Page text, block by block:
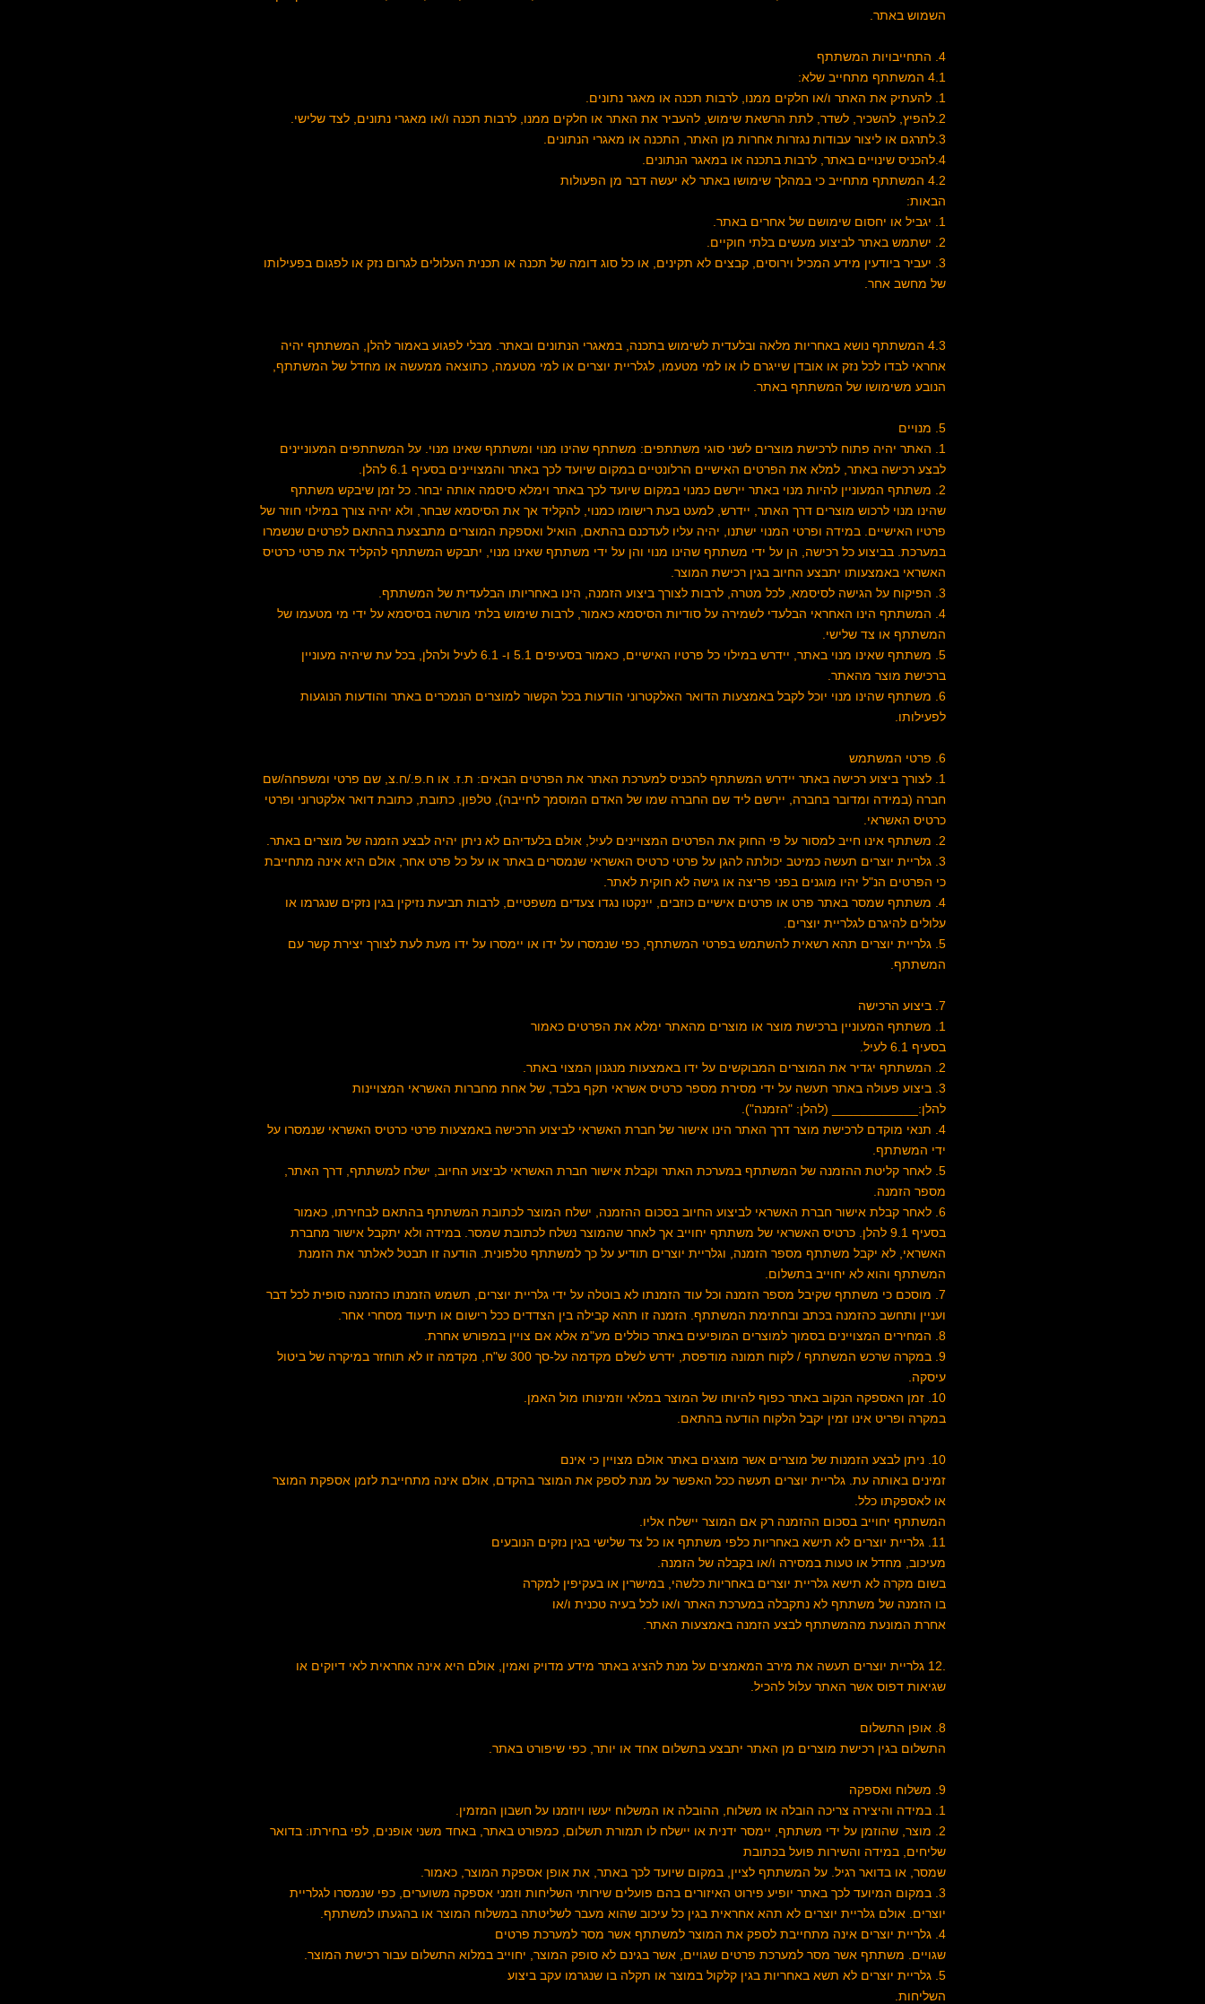
השמוש באתר.
4. התחייבויות המשתתף
4.1 המשתתף מתחייב שלא:
1. להעתיק את האתר ו/או חלקים ממנו, לרבות תכנה או מאגר נתונים.
2.להפיץ, להשכיר, לשדר, לתת הרשאת שימוש, להעביר את האתר או חלקים ממנו, לרבות תכנה ו/או מאגרי נתונים, לצד שלישי.
3.לתרגם או ליצור עבודות נגזרות אחרות מן האתר, התכנה או מאגרי הנתונים.
4.להכניס שינויים באתר, לרבות בתכנה או במאגר הנתונים.
4.2 המשתתף מתחייב כי במהלך שימושו באתר לא יעשה דבר מן הפעולות
הבאות:
1. יגביל או יחסום שימושם של אחרים באתר.
2. ישתמש באתר לביצוע מעשים בלתי חוקיים.
3. יעביר ביודעין מידע המכיל וירוסים, קבצים לא תקינים, או כל סוג דומה של תכנה או תכנית העלולים לגרום נזק או לפגום בפעילותו
של מחשב אחר.
4.3 המשתתף נושא באחריות מלאה ובלעדית לשימוש בתכנה, במאגרי הנתונים ובאתר. מבלי לפגוע באמור להלן, המשתתף יהיה
אחראי לבדו לכל נזק או אובדן שייגרם לו או למי מטעמו, לגלריית יוצרים או למי מטעמה, כתוצאה ממעשה או מחדל של המשתתף,
הנובע משימושו של המשתתף באתר.
5. מנויים
1. האתר יהיה פתוח לרכישת מוצרים לשני סוגי משתתפים: משתתף שהינו מנוי ומשתתף שאינו מנוי. על המשתתפים המעוניינים
לבצע רכישה באתר, למלא את הפרטים האישיים הרלונטיים במקום שיועד לכך באתר והמצויינים בסעיף 6.1 להלן.
2. משתתף המעוניין להיות מנוי באתר יירשם כמנוי במקום שיועד לכך באתר וימלא סיסמה אותה יבחר. כל זמן שיבקש משתתף
שהינו מנוי לרכוש מוצרים דרך האתר, יידרש, למעט בעת רישומו כמנוי, להקליד אך את הסיסמא שבחר, ולא יהיה צורך במילוי חוזר של
פרטיו האישיים. במידה ופרטי המנוי ישתנו, יהיה עליו לעדכנם בהתאם, הואיל ואספקת המוצרים מתבצעת בהתאם לפרטים שנשמרו
במערכת. בביצוע כל רכישה, הן על ידי משתתף שהינו מנוי והן על ידי משתתף שאינו מנוי, יתבקש המשתתף להקליד את פרטי כרטיס
האשראי באמצעותו יתבצע החיוב בגין רכישת המוצר.
3. הפיקוח על הגישה לסיסמא, לכל מטרה, לרבות לצורך ביצוע הזמנה, הינו באחריותו הבלעדית של המשתתף.
4. המשתתף הינו האחראי הבלעדי לשמירה על סודיות הסיסמא כאמור, לרבות שימוש בלתי מורשה בסיסמא על ידי מי מטעמו של
המשתתף או צד שלישי.
5. משתתף שאינו מנוי באתר, יידרש במילוי כל פרטיו האישיים, כאמור בסעיפים 5.1 ו- 6.1 לעיל ולהלן, בכל עת שיהיה מעוניין
ברכישת מוצר מהאתר.
6. משתתף שהינו מנוי יוכל לקבל באמצעות הדואר האלקטרוני הודעות בכל הקשור למוצרים הנמכרים באתר והודעות הנוגעות
לפעילותו.
6. פרטי המשתמש
1. לצורך ביצוע רכישה באתר יידרש המשתתף להכניס למערכת האתר את הפרטים הבאים: ת.ז. או ח.פ./ח.צ, שם פרטי ומשפחה/שם
חברה (במידה ומדובר בחברה, יירשם ליד שם החברה שמו של האדם המוסמך לחייבה), טלפון, כתובת, כתובת דואר אלקטרוני ופרטי
כרטיס האשראי.
2. משתתף אינו חייב למסור על פי החוק את הפרטים המצויינים לעיל, אולם בלעדיהם לא ניתן יהיה לבצע הזמנה של מוצרים באתר.
3. גלריית יוצרים תעשה כמיטב יכולתה להגן על פרטי כרטיס האשראי שנמסרים באתר או על כל פרט אחר, אולם היא אינה מתחייבת
כי הפרטים הנ"ל יהיו מוגנים בפני פריצה או גישה לא חוקית לאתר.
4. משתתף שמסר באתר פרט או פרטים אישיים כוזבים, יינקטו נגדו צעדים משפטיים, לרבות תביעת נזיקין בגין נזקים שנגרמו או
עלולים להיגרם לגלריית יוצרים.
5. גלריית יוצרים תהא רשאית להשתמש בפרטי המשתתף, כפי שנמסרו על ידו או יימסרו על ידו מעת לעת לצורך יצירת קשר עם
המשתתף.
7. ביצוע הרכישה
1. משתתף המעוניין ברכישת מוצר או מוצרים מהאתר ימלא את הפרטים כאמור
בסעיף 6.1 לעיל.
2. המשתתף יגדיר את המוצרים המבוקשים על ידו באמצעות מנגנון המצוי באתר.
3. ביצוע פעולה באתר תעשה על ידי מסירת מספר כרטיס אשראי תקף בלבד, של אחת מחברות האשראי המצויינות
להלן:____________ (להלן: "הזמנה").
4. תנאי מוקדם לרכישת מוצר דרך האתר הינו אישור של חברת האשראי לביצוע הרכישה באמצעות פרטי כרטיס האשראי שנמסרו על
ידי המשתתף.
5. לאחר קליטת ההזמנה של המשתתף במערכת האתר וקבלת אישור חברת האשראי לביצוע החיוב, ישלח למשתתף, דרך האתר,
מספר הזמנה.
6. לאחר קבלת אישור חברת האשראי לביצוע החיוב בסכום ההזמנה, ישלח המוצר לכתובת המשתתף בהתאם לבחירתו, כאמור
בסעיף 9.1 להלן. כרטיס האשראי של משתתף יחוייב אך לאחר שהמוצר נשלח לכתובת שמסר. במידה ולא יתקבל אישור מחברת
האשראי, לא יקבל משתתף מספר הזמנה, וגלריית יוצרים תודיע על כך למשתתף טלפונית. הודעה זו תבטל לאלתר את הזמנת
המשתתף והוא לא יחוייב בתשלום.
7. מוסכם כי משתתף שקיבל מספר הזמנה וכל עוד הזמנתו לא בוטלה על ידי גלריית יוצרים, תשמש הזמנתו כהזמנה סופית לכל דבר
ועניין ותחשב כהזמנה בכתב ובחתימת המשתתף. הזמנה זו תהא קבילה בין הצדדים ככל רישום או תיעוד מסחרי אחר.
8. המחירים המצויינים בסמוך למוצרים המופיעים באתר כוללים מע"מ אלא אם צויין במפורש אחרת.
9. במקרה שרכש המשתתף / לקוח תמונה מודפסת, ידרש לשלם מקדמה על-סך 300 ש"ח, מקדמה זו לא תוחזר במיקרה של ביטול
עיסקה.
10. זמן האספקה הנקוב באתר כפוף להיותו של המוצר במלאי וזמינותו מול האמן.
במקרה ופריט אינו זמין יקבל הלקוח הודעה בהתאם.
10. ניתן לבצע הזמנות של מוצרים אשר מוצגים באתר אולם מצויין כי אינם
זמינים באותה עת. גלריית יוצרים תעשה ככל האפשר על מנת לספק את המוצר בהקדם, אולם אינה מתחייבת לזמן אספקת המוצר
או לאספקתו כלל.
המשתתף יחוייב בסכום ההזמנה רק אם המוצר יישלח אליו.
11. גלריית יוצרים לא תישא באחריות כלפי משתתף או כל צד שלישי בגין נזקים הנובעים
מעיכוב, מחדל או טעות במסירה ו/או בקבלה של הזמנה.
בשום מקרה לא תישא גלריית יוצרים באחריות כלשהי, במישרין או בעקיפין למקרה
בו הזמנה של משתתף לא נתקבלה במערכת האתר ו/או לכל בעיה טכנית ו/או
אחרת המונעת מהמשתתף לבצע הזמנה באמצעות האתר.
.12 גלריית יוצרים תעשה את מירב המאמצים על מנת להציג באתר מידע מדויק ואמין, אולם היא אינה אחראית לאי דיוקים או
שגיאות דפוס אשר האתר עלול להכיל.
8. אופן התשלום
התשלום בגין רכישת מוצרים מן האתר יתבצע בתשלום אחד או יותר, כפי שיפורט באתר.
9. משלוח ואספקה
1. במידה והיצירה צריכה הובלה או משלוח, ההובלה או המשלוח יעשו ויוזמנו על חשבון המזמין.
2. מוצר, שהוזמן על ידי משתתף, יימסר ידנית או יישלח לו תמורת תשלום, כמפורט באתר, באחד משני אופנים, לפי בחירתו: בדואר
שליחים, במידה והשירות פועל בכתובת
שמסר, או בדואר רגיל. על המשתתף לציין, במקום שיועד לכך באתר, את אופן אספקת המוצר, כאמור.
3. במקום המיועד לכך באתר יופיע פירוט האיזורים בהם פועלים שירותי השליחות וזמני אספקה משוערים, כפי שנמסרו לגלריית
יוצרים. אולם גלריית יוצרים לא תהא אחראית בגין כל עיכוב שהוא מעבר לשליטתה במשלוח המוצר או בהגעתו למשתתף.
4. גלריית יוצרים אינה מתחייבת לספק את המוצר למשתתף אשר מסר למערכת פרטים
שגויים. משתתף אשר מסר למערכת פרטים שגויים, אשר בגינם לא סופק המוצר, יחוייב במלוא התשלום עבור רכישת המוצר.
5. גלריית יוצרים לא תשא באחריות בגין קלקול במוצר או תקלה בו שנגרמו עקב ביצוע
השליחות.